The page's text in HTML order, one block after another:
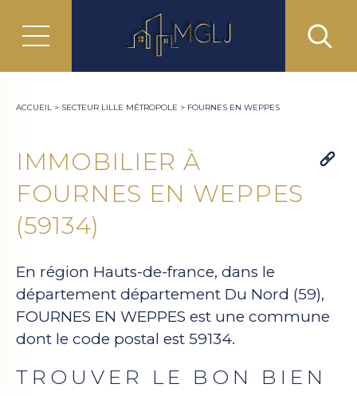
ACCUEIL > SECTEUR LILLE MÉTROPOLE > FOURNES EN WEPPES
IMMOBILIER À
FOURNES EN WEPPES
(59134)
En région Hauts-de-france, dans le
département département Du Nord (59),
FOURNES EN WEPPES est une commune
dont le code postal est 59134.
TROUVER LE BON BIEN